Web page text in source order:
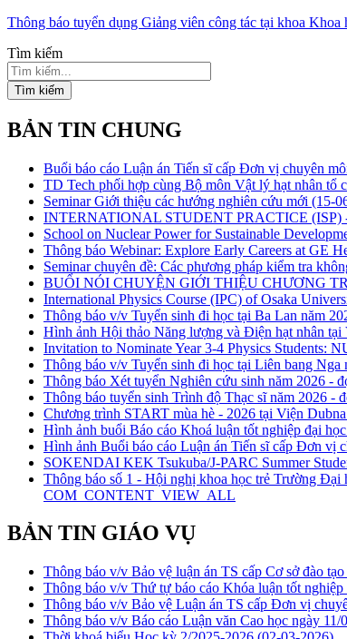
Thông báo tuyển dụng Giảng viên công tác tại khoa
Tìm kiếm
Tìm kiếm
BẢN TIN CHUNG
Buổi báo cáo Luận án Tiến sĩ cấp Đơn vị chuyên
TD Tech phối hợp cùng Bộ môn Vật lý hạt nhân tổ
Seminar Giới thiệu các hướng nghiên cứu mới (15-
INTERNATIONAL STUDENT PRACTICE (ISP)
School on Nuclear Power for Sustainable
Thông báo Webinar: Explore Early Careers at GE
Seminar chuyên đề: Các phương pháp kiểm tra
BUỔI NÓI CHUYỆN GIỚI THIỆU CHƯƠNG
International Physics Course (IPC) of Osaka
Thông báo v/v Tuyển sinh đi học tại Ba Lan năm
Hình ảnh Hội thảo Năng lượng và Điện hạt nhân tại
Invitation to Nominate Year 3-4 Physics Students:
Thông báo v/v Tuyển sinh đi học tại Liên bang Nga
Thông báo Xét tuyển Nghiên cứu sinh năm 2026 -
Thông báo tuyển sinh Trình độ Thạc sĩ năm 2026 -
Chương trình START mùa hè - 2026 tại Viện
Hình ảnh buổi Báo cáo Khoá luận tốt nghiệp đại
Hình ảnh Buổi báo cáo Luận án Tiến sĩ cấp Đơn vị
SOKENDAI KEK Tsukuba/J-PARC Summer
Thông báo số 1 - Hội nghị khoa học trẻ Trường
COM_CONTENT_VIEW_ALL
BẢN TIN GIÁO VỤ
Thông báo v/v Bảo vệ luận án TS cấp Cơ sở đào
Thông báo v/v Thứ tự báo cáo Khóa luận tốt nghiệp
Thông báo v/v Bảo vệ Luận án TS cấp Đơn vị
Thông báo v/v Báo cáo Luận văn Cao học ngày 11/